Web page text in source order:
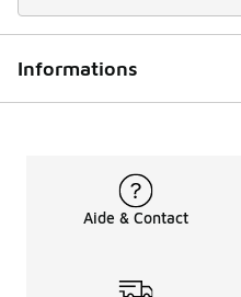
Informations
Aide & Contact